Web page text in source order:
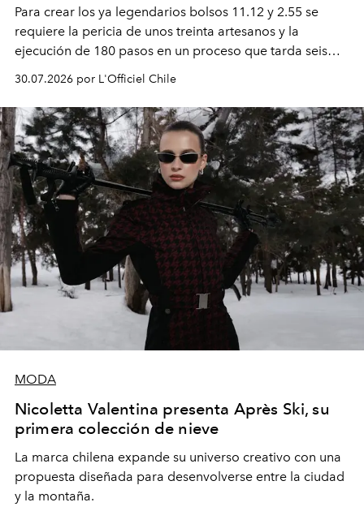
Para crear los ya legendarios bolsos 11.12 y 2.55 se
requiere la pericia de unos treinta artesanos y la
ejecución de 180 pasos en un proceso que tarda seis
semanas. Los expertos ponen en práctica una técnica
que se enseña solamente en la escuela de formación de
los Ateliers de Verneuil.
30.07.2026 por L'Officiel Chile
MODA
Nicoletta Valentina presenta Après Ski, su
primera colección de nieve
La marca chilena expande su universo creativo con una
propuesta diseñada para desenvolverse entre la ciudad
y la montaña.